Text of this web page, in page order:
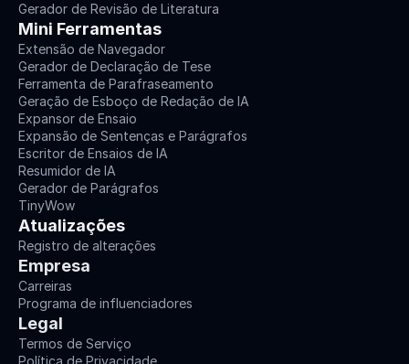
Gerador de Revisão de Literatura
Mini Ferramentas
Extensão de Navegador
Gerador de Declaração de Tese
Ferramenta de Parafraseamento
Geração de Esboço de Redação de IA
Expansor de Ensaio
Expansão de Sentenças e Parágrafos
Escritor de Ensaios de IA
Resumidor de IA
Gerador de Parágrafos
TinyWow
Atualizações
Registro de alterações
Empresa
Carreiras
Programa de influenciadores
Legal
Termos de Serviço
Política de Privacidade